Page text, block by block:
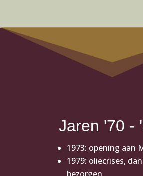
Jaren '70 -
1973: opening aan
1979: oliecrises,
bezorgen